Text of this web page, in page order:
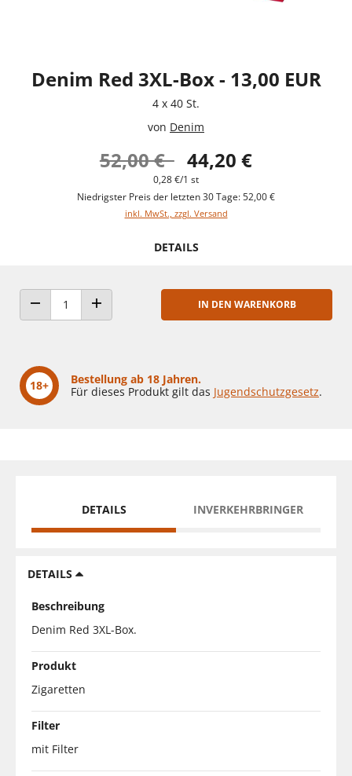
Denim Red 3XL-Box - 13,00 EUR
4 x 40 St.
von Denim
52,00 € 44,20 €
0,28 €/1 st
Niedrigster Preis der letzten 30 Tage: 52,00 €
inkl. MwSt., zzgl. Versand
DETAILS
ANZAHL VERRINGERNANZAHL ERHÖHEN
IN DEN WARENKORB
18+
Bestellung ab 18 Jahren.
Für dieses Produkt gilt das Jugendschutzgesetz.
DETAILS INVERKEHRBRINGER
DETAILS
Beschreibung
Denim Red 3XL-Box.
Produkt
Zigaretten
Filter
mit Filter